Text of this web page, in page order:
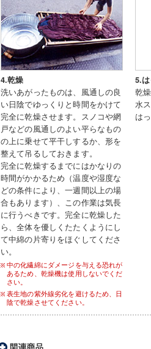
4.乾燥
洗いあがったものは、風通しの良
い日陰でゆっくりと時間をかけて
完全に乾燥させます。スノコや網
戸などの風通しのよい平らなもの
の上に乗せて平干しするか、形を
整えて吊るしておきます。
完全に乾燥するまでにはかなりの
時間がかかるため（温度や湿度な
どの条件により、一週間以上の場
合もあります）、この作業は気長
に行うべきです。完全に乾燥した
ら、全体を優しくたたくようにし
て中綿の片寄りをほぐしてくださ
い。
中の化繊綿にダメージを与える恐れが
あるため、乾燥機は使用しないでくだ
さい。
表生地の紫外線劣化を避けるため、日
陰で乾燥させてください。
5.
乾
水
は